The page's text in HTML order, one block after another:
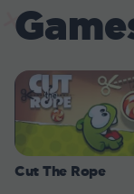
Cut The Rope